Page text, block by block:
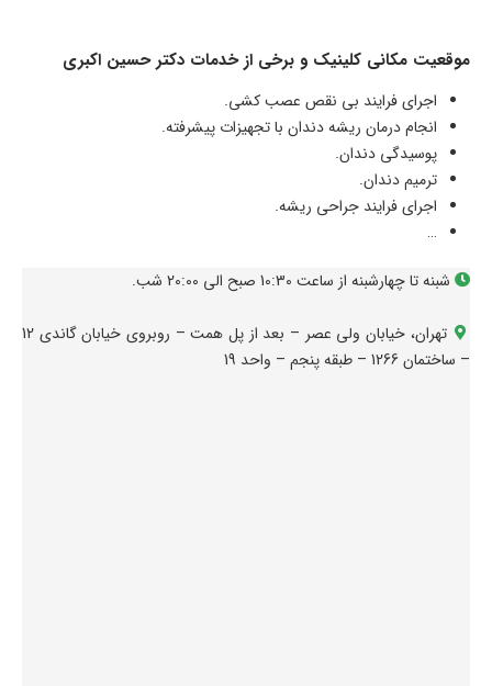
موقعیت مکانی کلینیک و برخی از خدمات دکتر حسین اکبری
اجرای فرایند بی نقص عصب کشی.
انجام درمان ریشه دندان با تجهیزات پیشرفته.
پوسیدگی دندان.
ترمیم دندان.
اجرای فرایند جراحی ریشه.
…
شبنه تا چهارشبنه از ساعت 10:30 صبح الی 20:00 شب.
تهران، خیابان ولی عصر – بعد از پل همت – روبروی خیابان گاندی 12
– ساختمان 1266 – طبقه پنجم – واحد 19